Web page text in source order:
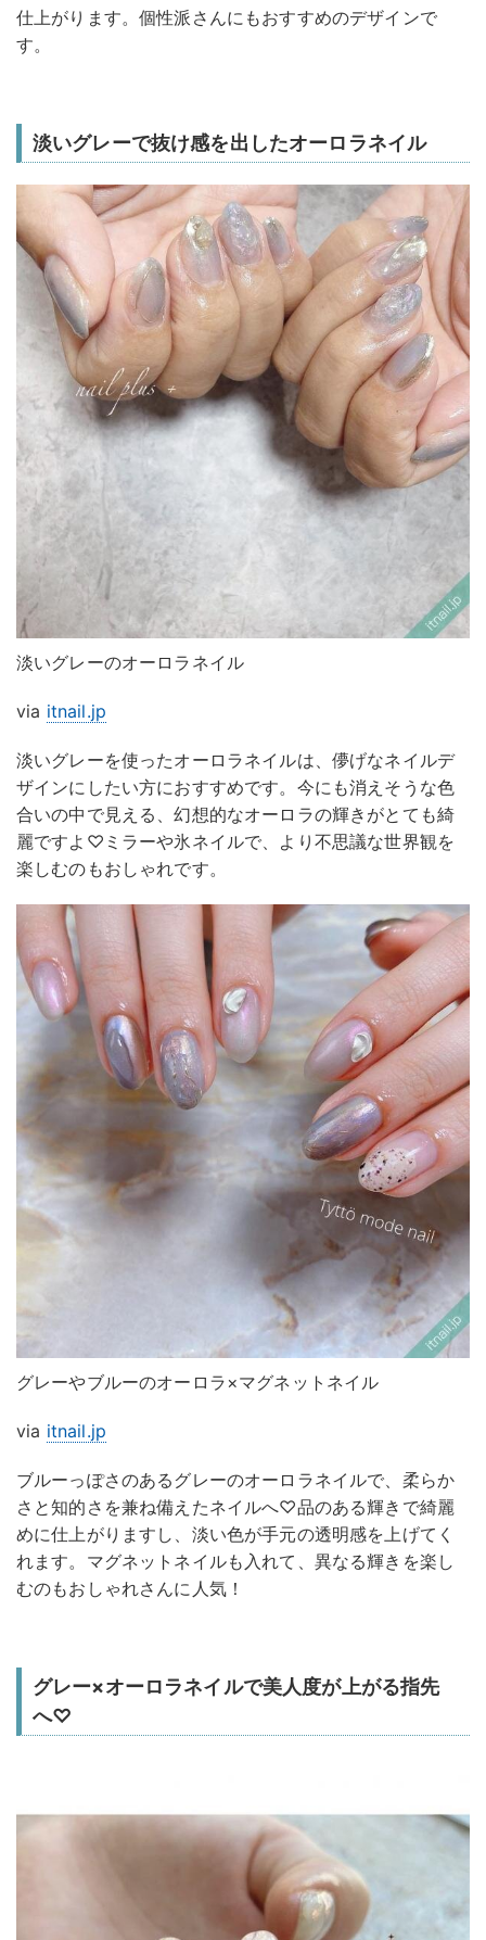
仕上がります。個性派さんにもおすすめのデザインで
す。
淡いグレーで抜け感を出したオーロラネイル
淡いグレーのオーロラネイル
via itnail.jp
淡いグレーを使ったオーロラネイルは、儚げなネイルデ
ザインにしたい方におすすめです。今にも消えそうな色
合いの中で見える、幻想的なオーロラの輝きがとても綺
麗ですよ♡ミラーや氷ネイルで、より不思議な世界観を
楽しむのもおしゃれです。
グレーやブルーのオーロラ×マグネットネイル
via itnail.jp
ブルーっぽさのあるグレーのオーロラネイルで、柔らか
さと知的さを兼ね備えたネイルへ♡品のある輝きで綺麗
めに仕上がりますし、淡い色が手元の透明感を上げてく
れます。マグネットネイルも入れて、異なる輝きを楽し
むのもおしゃれさんに人気！
グレー×オーロラネイルで美人度が上がる指先
へ♡